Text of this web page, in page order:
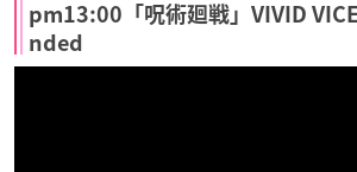
pm13:00「呪術廻戦」VIVID
nded